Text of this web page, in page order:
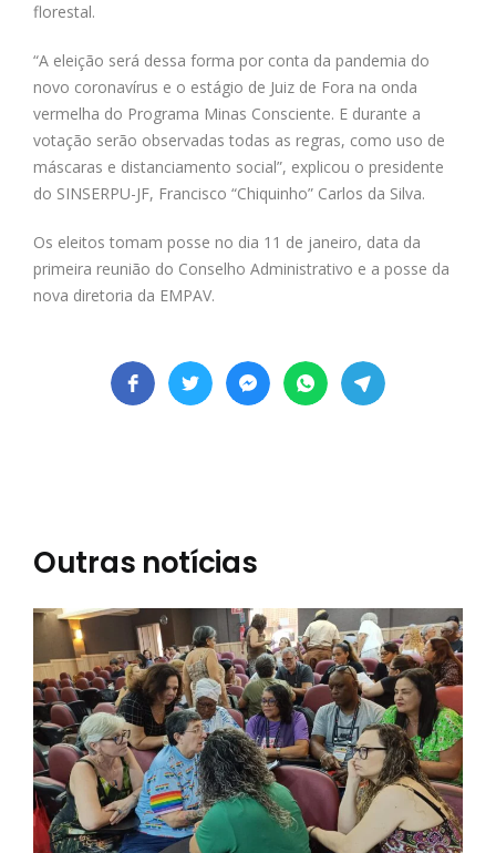
florestal.
“A eleição será dessa forma por conta da pandemia do
novo coronavírus e o estágio de Juiz de Fora na onda
vermelha do Programa Minas Consciente. E durante a
votação serão observadas todas as regras, como uso de
máscaras e distanciamento social”, explicou o presidente
do SINSERPU-JF, Francisco “Chiquinho” Carlos da Silva.
Os eleitos tomam posse no dia 11 de janeiro, data da
primeira reunião do Conselho Administrativo e a posse da
nova diretoria da EMPAV.
Outras notícias